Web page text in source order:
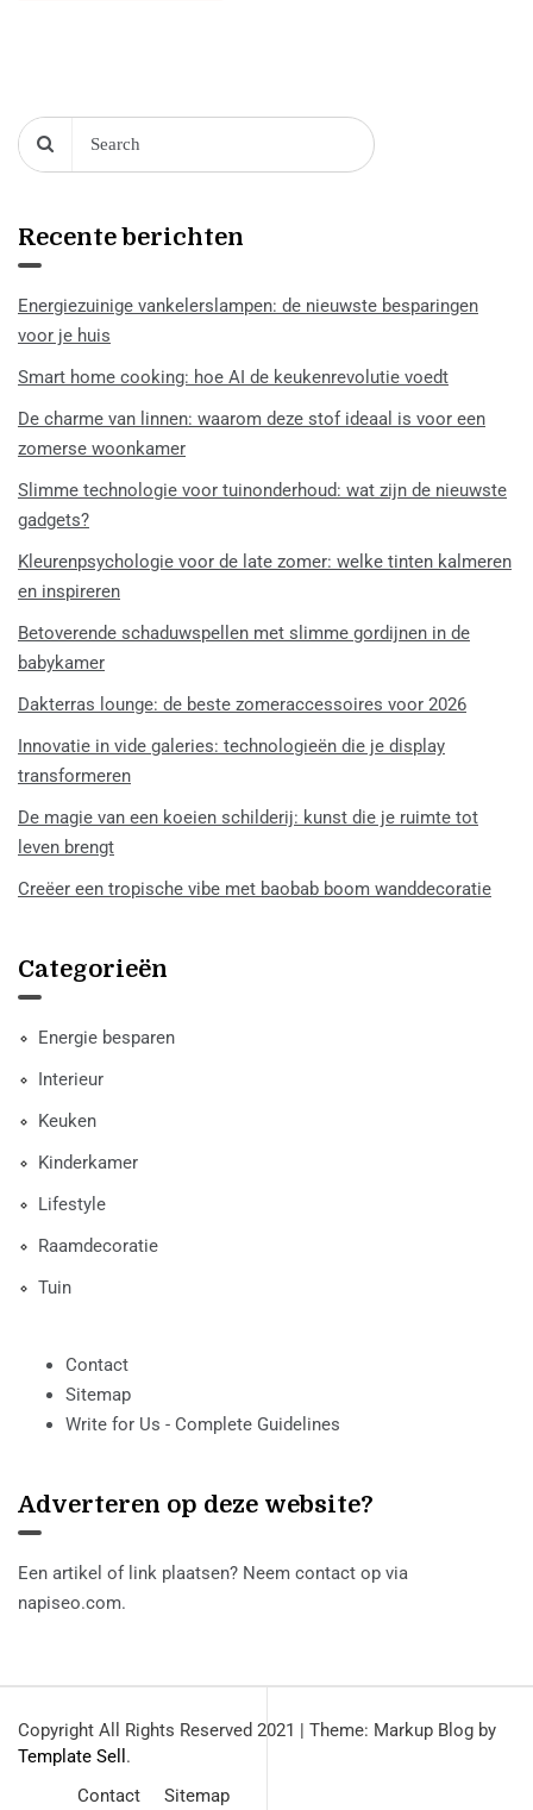
Recente berichten
Energiezuinige vankelerslampen: de nieuwste besparingen
voor je huis
Smart home cooking: hoe AI de keukenrevolutie voedt
De charme van linnen: waarom deze stof ideaal is voor een
zomerse woonkamer
Slimme technologie voor tuinonderhoud: wat zijn de nieuwste
gadgets?
Kleurenpsychologie voor de late zomer: welke tinten kalmeren
en inspireren
Betoverende schaduwspellen met slimme gordijnen in de
babykamer
Dakterras lounge: de beste zomeraccessoires voor 2026
Innovatie in vide galeries: technologieën die je display
transformeren
De magie van een koeien schilderij: kunst die je ruimte tot
leven brengt
Creëer een tropische vibe met baobab boom wanddecoratie
Categorieën
Energie besparen
Interieur
Keuken
Kinderkamer
Lifestyle
Raamdecoratie
Tuin
Contact
Sitemap
Write for Us - Complete Guidelines
Adverteren op deze website?
Een artikel of link plaatsen? Neem contact op via
napiseo.com.
Copyright All Rights Reserved 2021
Theme: Markup Blog by
Template Sell .
Contact
Sitemap